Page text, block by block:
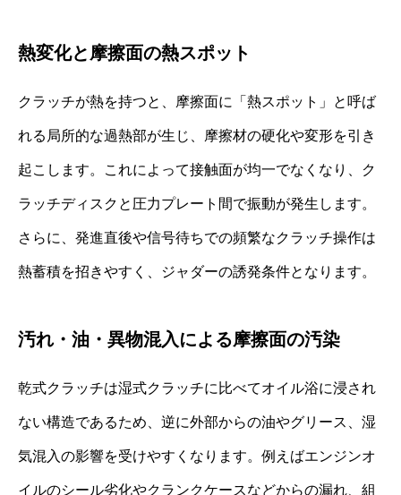
熱変化と摩擦面の熱スポット
クラッチが熱を持つと、摩擦面に「熱スポット」と呼ば
れる局所的な過熱部が生じ、摩擦材の硬化や変形を引き
起こします。これによって接触面が均一でなくなり、ク
ラッチディスクと圧力プレート間で振動が発生します。
さらに、発進直後や信号待ちでの頻繁なクラッチ操作は
熱蓄積を招きやすく、ジャダーの誘発条件となります。
汚れ・油・異物混入による摩擦面の汚染
乾式クラッチは湿式クラッチに比べてオイル浴に浸され
ない構造であるため、逆に外部からの油やグリース、湿
気混入の影響を受けやすくなります。例えばエンジンオ
イルのシール劣化やクランクケースなどからの漏れ、組